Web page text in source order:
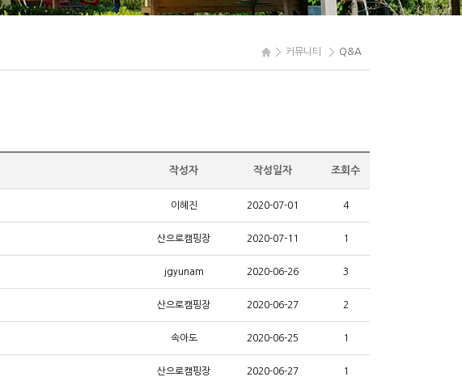
커뮤니티 Q&A
작성자 작성일자 조회수
이혜진 2020-07-01 4
산으로캠핑장 2020-07-11 1
jgyunam 2020-06-26 3
산으로캠핑장 2020-06-27 2
속아도 2020-06-25 1
산으로캠핑장 2020-06-27 1